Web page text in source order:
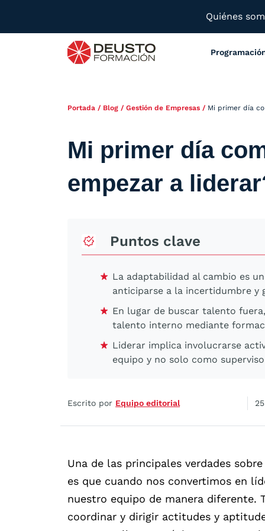
Quiénes
Portada / Blog / Gestión de Empresas / Mi primer día
Mi primer día
empezar a
Puntos clave
La adaptabilidad al cambio es
anticiparse a la incertidumbre y
En lugar de buscar talento
talento interno mediante
Liderar implica involucrarse
equipo y no solo como
Escrito por Equipo editorial
Una de las principales verdades
es que cuando nos convertimos en
nuestro equipo de manera diferente.
coordinar y dirigir actitudes y